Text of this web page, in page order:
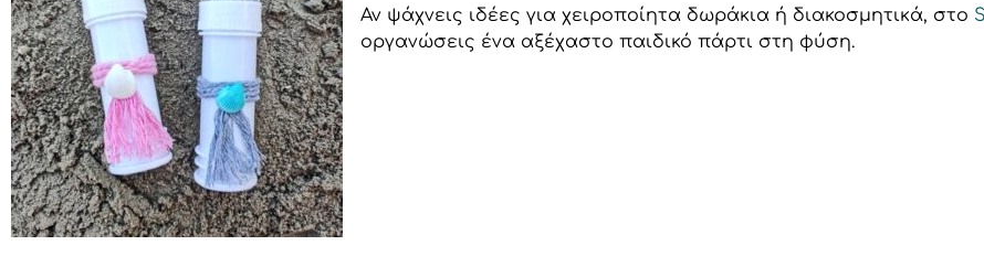
Αν ψάχνεις ιδέες για χειροποίητα δωράκια ή διακοσμητικά, στο
οργανώσεις ένα αξέχαστο παιδικό πάρτι στη φύση.